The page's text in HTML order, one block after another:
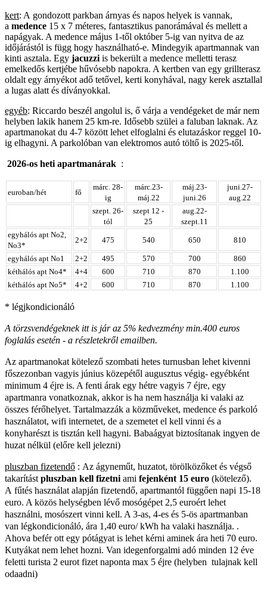
kert: A gondozott parkban árnyas és napos helyek is vannak,
a medence 15 x 7 méteres, fantasztikus panorámával és mellett a
napágyak. A medence május 1-től október 5-ig van nyitva de az
időjárástól is függ hogy használható-e. Mindegyik apartmannak van
kinti asztala. Egy jacuzzi is bekerült a medence melletti terasz
emelkedős kertjébe hűvósebb napokra. A kertben van egy grillterasz
oldalt egy árnyékot adő tetővel, kerti konyhával, nagy kerek asztallal
a lugas alatt és díványokkal.
egyéb: Riccardo beszél angolul is, ő várja a vendégeket de már nem
helyben lakik hanem 25 km-re. Idősebb szülei a faluban laknak. Az
apartmanokat du 4-7 között lehet elfoglalni és elutazáskor reggel 10-
ig elhagyni. A parkolóban van elektromos autó töltő is 2025-től.
2026-os heti apartmanárak :
euroban/hét fő
márc. 28-
ig
márc.23-
máj.22
máj.23-
juni.26
juni.27-
aug.22
szept. 26-
tól
szept 12 -
25
aug.22-
szept.11
egyhálós apt No2,
No3*
2+2 475 540 650 810
egyhálós apt No1 2+2 495 570 700
860
kéthálós apt No4*
4+4 600 710 870
1.100
kéthálós apt No5*
4+2 600 710 870 1.100
* légjkondicionáló
A törzsvendégeknek itt is jár az 5% kedvezmény min.400 euros
foglalás esetén - a részletekről emailben.
Az apartmanokat kötelező szombati hetes turnusban lehet kivenni
főszezonban vagyis június közepétől augusztus végig- egyébként
minimum 4 éjre is. A fenti árak egy hétre vagyis 7 éjre, egy
apartmanra vonatkoznak, akkor is ha nem használja ki valaki az
összes férőhelyet. Tartalmazzák a közműveket, medence és parkoló
használatot, wifi internetet, de a szemetet el kell vinni és a
konyharészt is tisztán kell hagyni. Babaágyat biztosítanak ingyen de
huzat nélkül (előre kell jelezni)
pluszban fizetendő : Az ágyneműt, huzatot, törölközőket és végső
takarítást pluszban kell fizetni ami fejenként 15 euro (kötelező).
A fűtés használat alapján fizetendő, apartmantól függően napi 15-18
euro. A közös helységben lévő mosógépet 2,5 euroért lehet
használni, mosószert vinni kell. A 3-as, 4-es és 5-ös apartmanban
van légkondicionáló, ára 1,40 euro/ kWh ha valaki használja. .
Ahova befér ott egy pótágyat is lehet kérni aminek ára heti 70 euro.
Kutyákat nem lehet hozni. Van idegenforgalmi adó minden 12 éve
feletti turista 2 eurot fizet naponta max 5 éjre (helyben tulajnak kell
odaadni)